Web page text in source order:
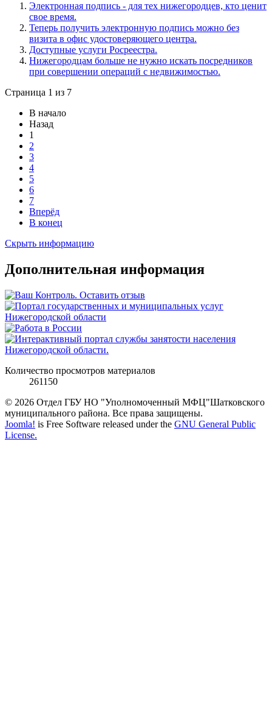
Электронная подпись - для тех нижегородцев, кто ценит
свое время.
Теперь получить электронную подпись можно без
визита в офис удостоверяющего центра.
Доступные услуги Росреестра.
Нижегородцам больше не нужно искать посредников
при совершении операций с недвижимостью.
Страница 1 из 7
В начало
Назад
1
2
3
4
5
6
7
Вперёд
В конец
Скрыть информацию
Дополнительная информация
Количество просмотров материалов
261150
© 2026 Отдел ГБУ НО "Уполномоченный МФЦ"Шатковского
муниципального района. Все права защищены.
Joomla! is Free Software released under the GNU General Public
License.